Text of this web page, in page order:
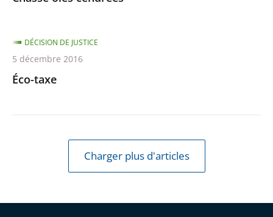
Éco-taxe
DÉCISION DE JUSTICE
5 décembre 2016
Charger plus d'articles